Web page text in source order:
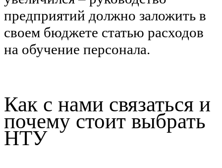
предприятий должно заложить в
своем бюджете статью расходов
на обучение персонала.
Как с нами связаться и
почему стоит выбрать
НТУ